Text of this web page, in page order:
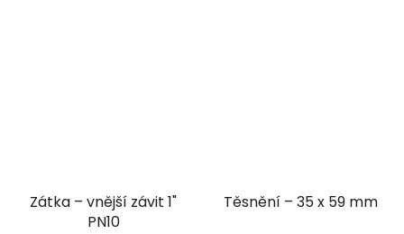
Zátka – vnější závit 1"
PN10
Těsnění – 35 x 59 mm